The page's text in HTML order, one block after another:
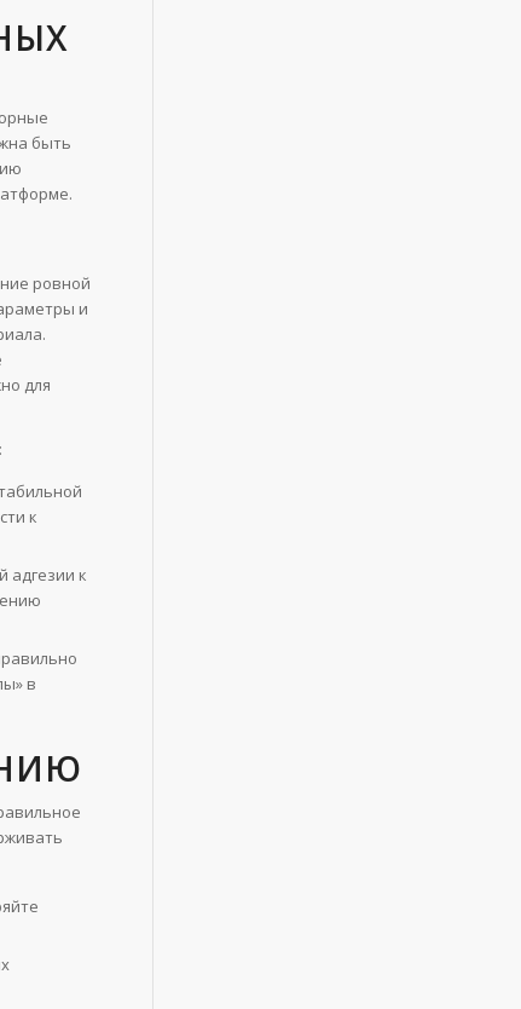
быть
ровной
и
для
к
адгезии к
в